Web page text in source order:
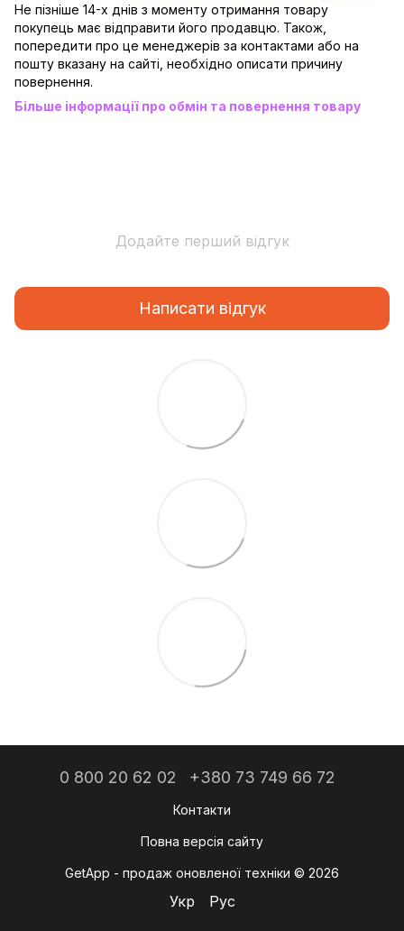
Не пізніше 14-х днів з моменту отримання товару
покупець має відправити його продавцю. Також,
попередити про це менеджерів за контактами або на
пошту вказану на сайті, необхідно описати причину
повернення.
Більше інформації про обмін та повернення товару
Додайте перший відгук
Написати відгук
0 800 20 62 02 +380 73 749 66 72
Контакти
Повна версія сайту
GetApp - продаж оновленої техніки © 2026
Укр Рус